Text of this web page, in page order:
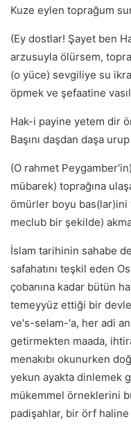
Kuze eylen toprağum
(Ey dostlar! Şayet ben
arzusuyla ölürsem,
(o yüce) sevgiliye su
öpmek ve şefaatine
Hak-i payine yetem dir
Başını daşdan daşa
(O rahmet
mübarek) toprağına
ömürler boyu bas(lar)ini
meclub bir şekilde)
İslam tarihinin sahabe
safahatını teşkil eden
çobanına kadar bütün
temeyyüz ettiği bir
ve's-selam-'a, her adi
getirmekten maada,
menakıbı okunurken
yekun ayakta dinlemek
mükemmel örneklerini
padişahlar, bir örf